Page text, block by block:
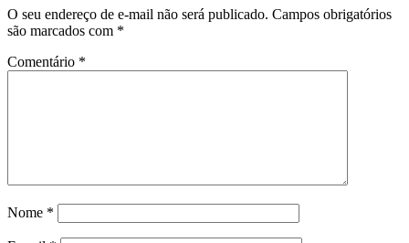
O seu endereço de e-mail não será publicado. Campos obrigatórios
são marcados com *
Comentário *
Nome *